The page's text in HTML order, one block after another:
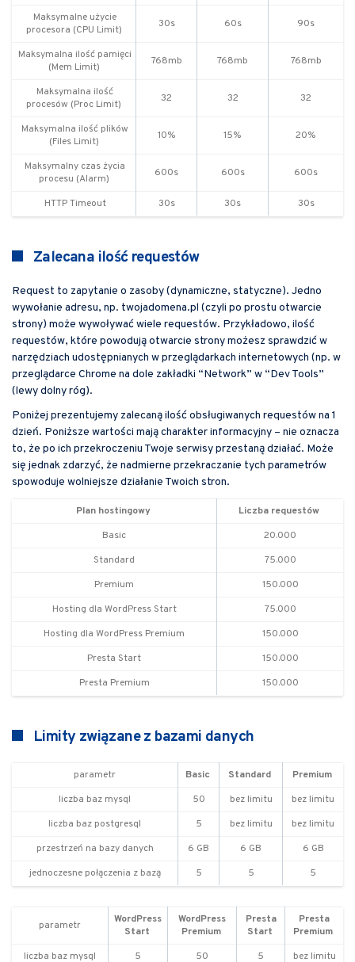
Maksymalne użycie
procesora (CPU Limit)
30s 60s 90s
Maksymalna ilość pamięci
(Mem Limit)
768mb 768mb 768mb
Maksymalna ilość
procesów (Proc Limit)
32 32 32
Maksymalna ilość plików
(Files Limit)
10% 15% 20%
Maksymalny czas życia
procesu (Alarm)
600s 600s 600s
HTTP Timeout 30s 30s 30s
Zalecana ilość requestów
Request to zapytanie o zasoby (dynamiczne, statyczne). Jedno
wywołanie adresu, np. twojadomena.pl (czyli po prostu otwarcie
strony) może wywoływać wiele requestów. Przykładowo, ilość
requestów, które powodują otwarcie strony możesz sprawdzić w
narzędziach udostępnianych w przeglądarkach internetowych (np. w
przeglądarce Chrome na dole zakładki “Network” w “Dev Tools”
(lewy dolny róg).
Poniżej prezentujemy zalecaną ilość obsługiwanych requestów na 1
dzień. Poniższe wartości mają charakter informacyjny – nie oznacza
to, że po ich przekroczeniu Twoje serwisy przestaną działać. Może
się jednak zdarzyć, że nadmierne przekraczanie tych parametrów
spowoduje wolniejsze działanie Twoich stron.
Plan hostingowy
Liczba requestów
Basic
20.000
Standard
75.000
Premium
150.000
Hosting dla WordPress Start
75.000
Hosting dla WordPress Premium
150.000
Presta Start
150.000
Presta Premium
150.000
Limity związane z bazami danych
parametr Basic Standard
Premium
liczba baz mysql
50 bez limitu
bez limitu
liczba baz postgresql
5 bez limitu
bez limitu
przestrzeń na bazy danych
6 GB 6 GB
6 GB
jednoczesne połączenia z bazą
5 5 5
parametr
WordPress
Start
WordPress
Premium
Presta
Start
Presta
Premium
liczba baz mysql
5 50 5
bez limitu